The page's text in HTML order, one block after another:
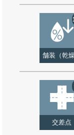
舗装（乾燥
交差点